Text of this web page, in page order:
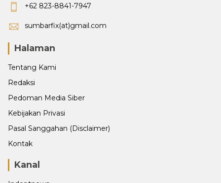
+62 823-8841-7947
sumbarfix(at)gmail.com
Halaman
Tentang Kami
Redaksi
Pedoman Media Siber
Kebijakan Privasi
Pasal Sanggahan (Disclaimer)
Kontak
Kanal